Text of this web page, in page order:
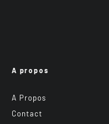
A propos
A Propos
Contact